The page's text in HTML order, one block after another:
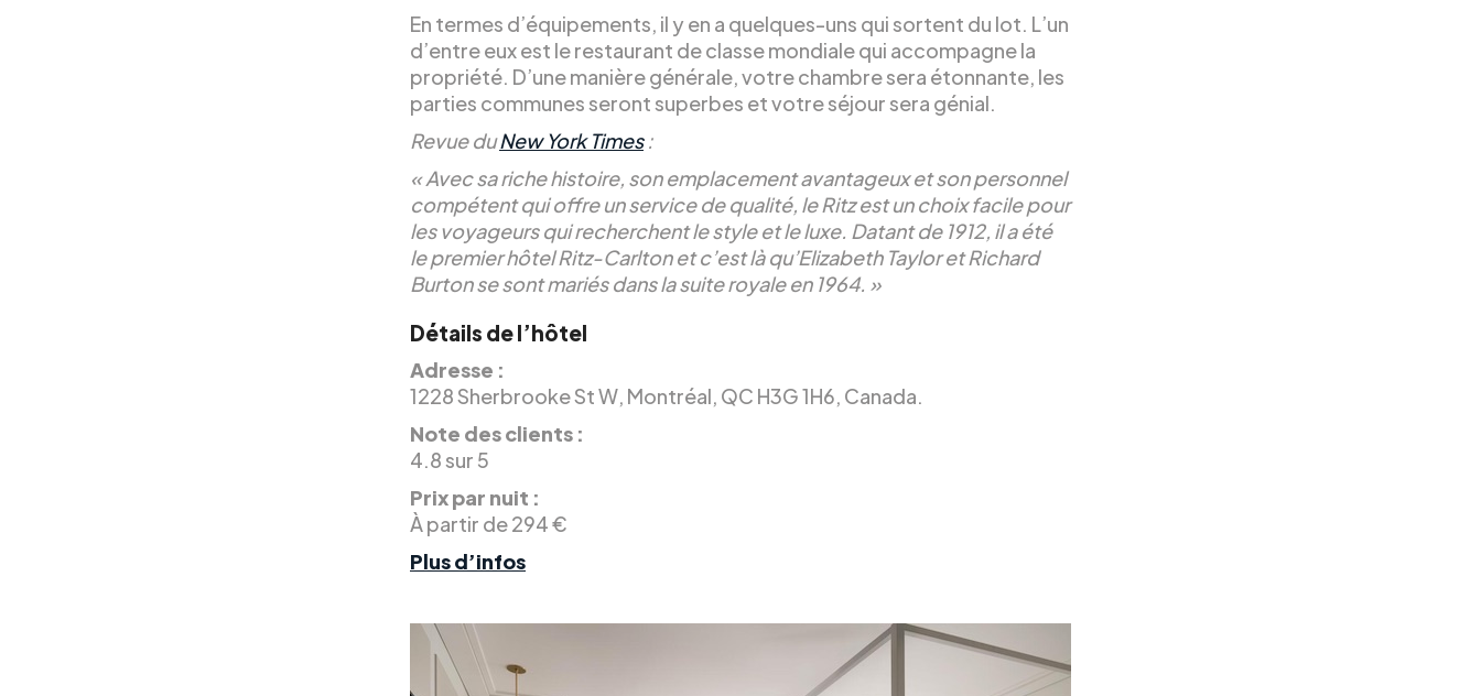
En termes d’équipements, il y en a quelques-uns qui sortent du lot. L’un
d’entre eux est le restaurant de classe mondiale qui accompagne la
propriété. D’une manière générale, votre chambre sera étonnante, les
parties communes seront superbes et votre séjour sera génial.
Revue duNew York Times:
« Avec sa riche histoire, son emplacement avantageux et son personnel
compétent qui offre un service de qualité, le Ritz est un choix facile pour
les voyageurs qui recherchent le style et le luxe. Datant de 1912, il a été
le premier hôtel Ritz-Carlton et c’est là qu’Elizabeth Taylor et Richard
Burton se sont mariés dans la suite royale en 1964. »
Détails de l’hôtel
Adresse :
1228 Sherbrooke St W, Montréal, QC H3G 1H6, Canada.
Note des clients :
4.8 sur 5
Prix par nuit :
À partir de 294 €
Plus d’infos